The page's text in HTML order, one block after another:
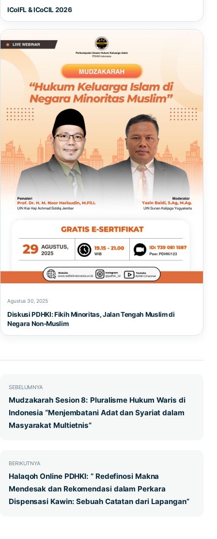
ICoIFL & ICoCIL 2026
Agustus 30, 2025
Diskusi PDHKI: Fikih Minoritas, Jalan Tengah Muslim di
Negara Non-Muslim
Navigasi pos
SEBELUMNYA
Mudzakarah Sesion 8: Pluralisme Hukum Waris di
Indonesia “Menjembatani Adat dan Syariat dalam
Masyarakat Multietnis”
BERIKUTNYA
Halaqoh Online PDHKI: ” Redefinosi Makna
Mendesak dan Rekomendasi dalam Perkara
Dispensasi Kawin: Sebuah Catatan dari Lapangan”